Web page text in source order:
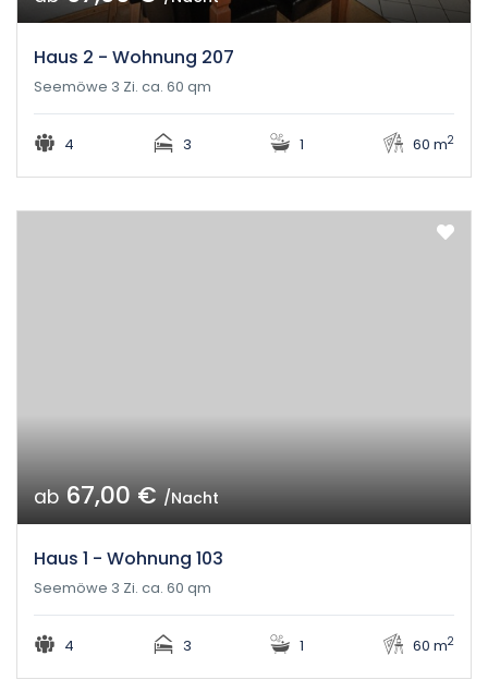
Haus 2 - Wohnung 207
Seemöwe 3 Zi. ca. 60 qm
4 3 1 60 m2
ab67,00 €/Nacht
Haus 1 - Wohnung 103
Seemöwe 3 Zi. ca. 60 qm
4 3 1 60 m2